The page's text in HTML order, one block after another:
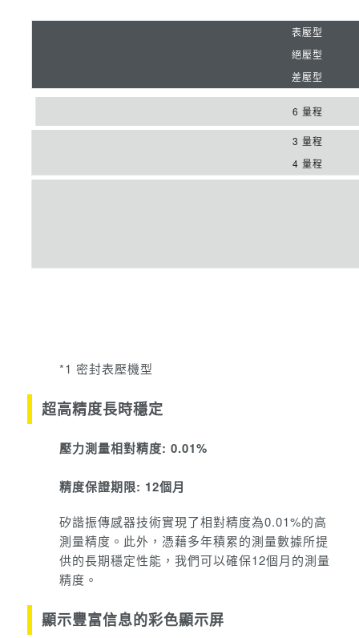
表壓型
絕壓型
差壓型
6 量程
3 量程
4 量程
*1 密封表壓機型
超高精度長時穩定
壓力測量相對精度: 0.01%
精度保證期限: 12個月
矽諧振傳感器技術實現了相對精度為0.01%的高
測量精度。 此外，憑藉多年積累的測量數據所提
供的長期穩定性能，我們可以確保12個月的測量
精度。
顯示豐富信息的彩色顯示屏